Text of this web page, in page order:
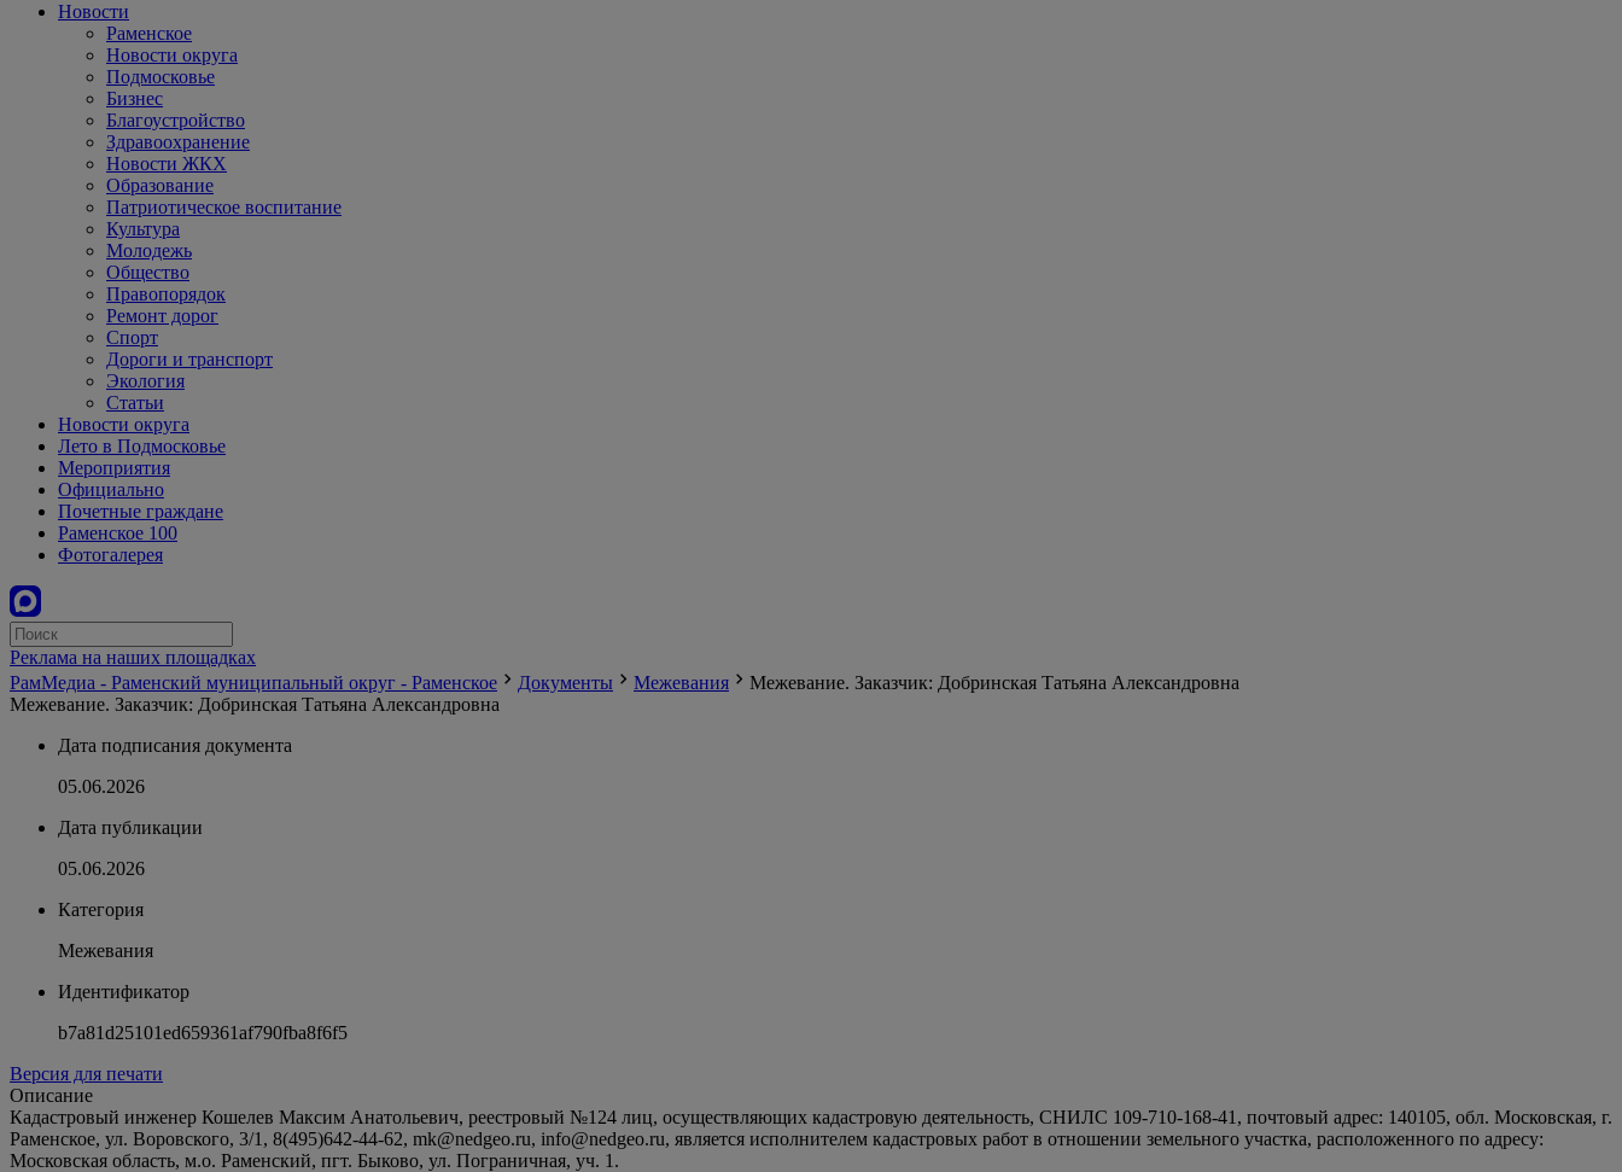
Новости
Раменское
Новости округа
Подмосковье
Бизнес
Благоустройство
Здравоохранение
Новости ЖКХ
Образование
Патриотическое воспитание
Культура
Молодежь
Общество
Правопорядок
Ремонт дорог
Спорт
Дороги и транспорт
Экология
Статьи
Новости округа
Лето в Подмосковье
Мероприятия
Официально
Почетные граждане
Раменское 100
Фотогалерея
Реклама на наших площадках
РамМедиа - Раменский муниципальный округ - Раменское
Документы Межевания
Межевание. Заказчик: Добринская Татьяна Александровна
Межевание. Заказчик: Добринская Татьяна Александровна
Дата подписания документа
05.06.2026
Дата публикации
05.06.2026
Категория
Межевания
Идентификатор
b7a81d25101ed659361af790fba8f6f5
Версия для печати
Описание
Кадастровый инженер Кошелев Максим Анатольевич, реестровый №124 лиц, осуществляющих кадастровую деятельность, СНИЛС 109-710-168-41, почтовый адрес: 140105, обл. Московская, г.
Раменское, ул. Воровского, 3/1, 8(495)642-44-62, mk@nedgeo.ru, info@nedgeo.ru, является исполнителем кадастровых работ в отношении земельного участка, расположенного по адресу:
Московская область, м.о. Раменский, пгт. Быково, ул. Пограничная, уч. 1.